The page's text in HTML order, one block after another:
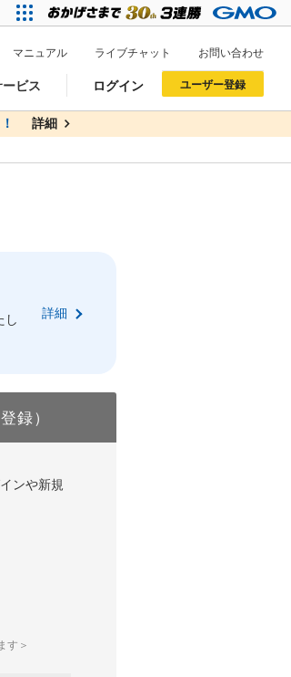
ビス
マニュアル ライブチャット お問い合わせ
ログイン ユーザー登録
詳細
し
詳細
録）
ンや新規
す＞